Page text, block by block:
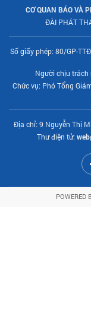
CƠ QUAN BÁO VÀ
ĐÀI PHÁT
Số giấy phép: 80/GP-
Người chịu trách
Chức vụ: Phó Tổng
Địa chỉ: 9 Nguyễn Thị
Thư điện tử:
POWERED